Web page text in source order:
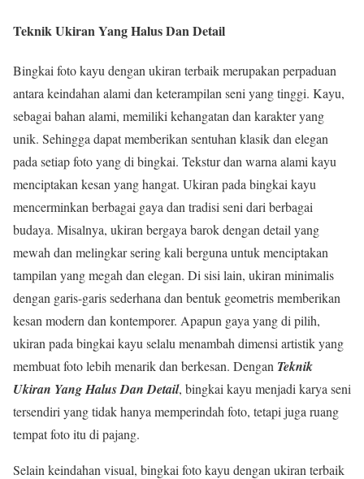
Teknik Ukiran Yang Halus Dan Detail
Bingkai foto kayu dengan ukiran terbaik merupakan perpaduan
antara keindahan alami dan keterampilan seni yang tinggi. Kayu,
sebagai bahan alami, memiliki kehangatan dan karakter yang
unik. Sehingga dapat memberikan sentuhan klasik dan elegan
pada setiap foto yang di bingkai. Tekstur dan warna alami kayu
menciptakan kesan yang hangat. Ukiran pada bingkai kayu
mencerminkan berbagai gaya dan tradisi seni dari berbagai
budaya. Misalnya, ukiran bergaya barok dengan detail yang
mewah dan melingkar sering kali berguna untuk menciptakan
tampilan yang megah dan elegan. Di sisi lain, ukiran minimalis
dengan garis-garis sederhana dan bentuk geometris memberikan
kesan modern dan kontemporer. Apapun gaya yang di pilih,
ukiran pada bingkai kayu selalu menambah dimensi artistik yang
membuat foto lebih menarik dan berkesan. Dengan Teknik
Ukiran Yang Halus Dan Detail, bingkai kayu menjadi karya seni
tersendiri yang tidak hanya memperindah foto, tetapi juga ruang
tempat foto itu di pajang.
Selain keindahan visual, bingkai foto kayu dengan ukiran terbaik